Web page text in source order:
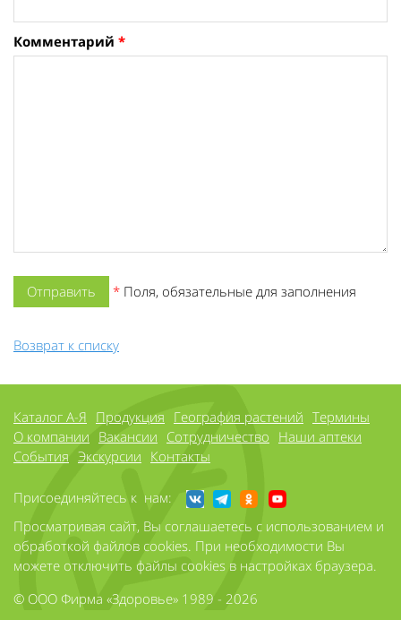
Комментарий *
* Поля, обязательные для заполнения
Возврат к списку
Каталог А-Я Продукция География растений Термины
О компании Вакансии Сотрудничество Наши аптеки
События Экскурсии Контакты
Присоединяйтесь к нам:
Просматривая сайт, Вы соглашаетесь с использованием и
обработкой файлов cookies. При необходимости Вы
можете отключить файлы cookies в настройках браузера.
© ООО Фирма «Здоровье» 1989 - 2026